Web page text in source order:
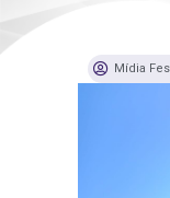
Mídia